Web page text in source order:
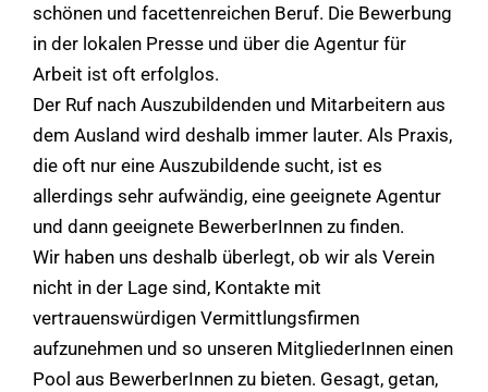
schönen und facettenreichen Beruf. Die Bewerbung
in der lokalen Presse und über die Agentur für
Arbeit ist oft erfolglos.
Der Ruf nach Auszubildenden und Mitarbeitern aus
dem Ausland wird deshalb immer lauter. Als Praxis,
die oft nur eine Auszubildende sucht, ist es
allerdings sehr aufwändig, eine geeignete Agentur
und dann geeignete BewerberInnen zu finden.
Wir haben uns deshalb überlegt, ob wir als Verein
nicht in der Lage sind, Kontakte mit
vertrauenswürdigen Vermittlungsfirmen
aufzunehmen und so unseren MitgliederInnen einen
Pool aus BewerberInnen zu bieten. Gesagt, getan,